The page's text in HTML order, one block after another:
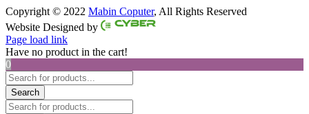
Copyright © 2022 Mabin Coputer, All Rights Reserved
Facebook
Twitter
Instagram
Pinterest
Website Designed by
Page load link
Have no product in the cart!
0
Products
search
Search
Products